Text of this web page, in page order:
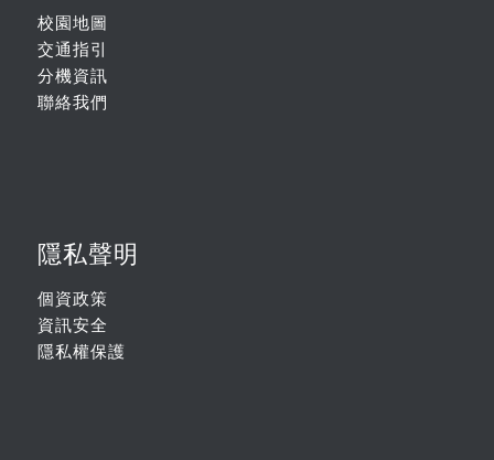
校園地圖
交通指引
分機資訊
聯絡我們
隱私聲明
個資政策
資訊安全
隱私權保護